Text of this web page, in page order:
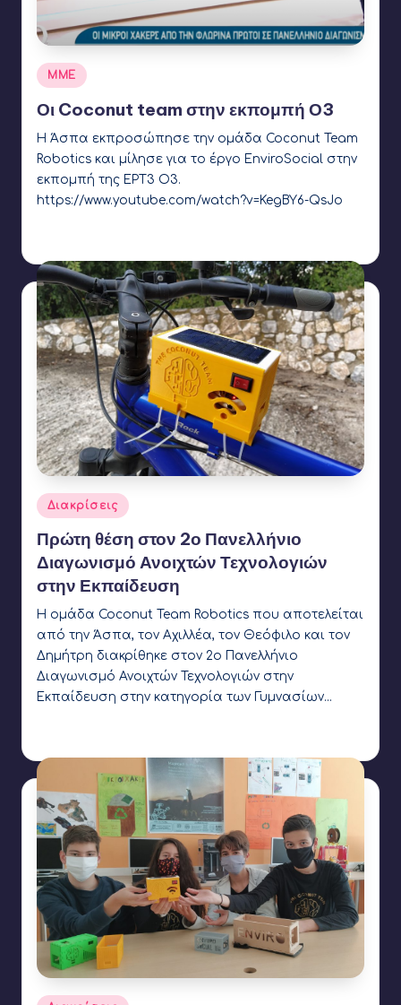
Αναρτήθηκε
σε
ΜΜΕ
Οι Coconut team στην εκπομπή Ο3
Η Άσπα εκπροσώπησε την ομάδα Coconut Team
Robotics και μίλησε για το έργο EnviroSocial στην
εκπομπή της ΕΡΤ3 Ο3.
https://www.youtube.com/watch?v=KegBY6-QsJo
Αναρτήθηκε
σε
Διακρίσεις
Πρώτη θέση στον 2ο Πανελλήνιο
Διαγωνισμό Ανοιχτών Τεχνολογιών
στην Εκπαίδευση
Η ομάδα Coconut Team Robotics που αποτελείται
από την Άσπα, τον Αχιλλέα, τον Θεόφιλο και τον
Δημήτρη διακρίθηκε στον 2ο Πανελλήνιο
Διαγωνισμό Ανοιχτών Τεχνολογιών στην
Εκπαίδευση στην κατηγορία των Γυμνασίων…